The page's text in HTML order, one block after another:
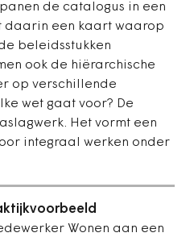
de catalogus in een
daarin een kaart waarop
beleidsstukken
ook de hiërarchische
op verschillende
wet gaat voor? De
Het vormt een
integraal werken onder
Wonen aan een